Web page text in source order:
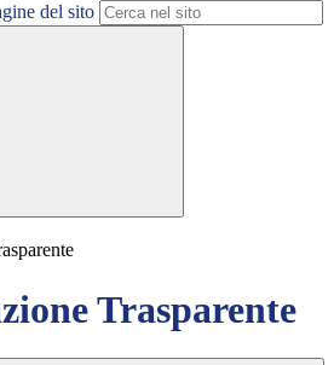
del sito
Trasparente